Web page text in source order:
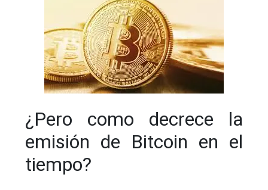
¿Pero como decrece la
emisión de Bitcoin en el
tiempo?